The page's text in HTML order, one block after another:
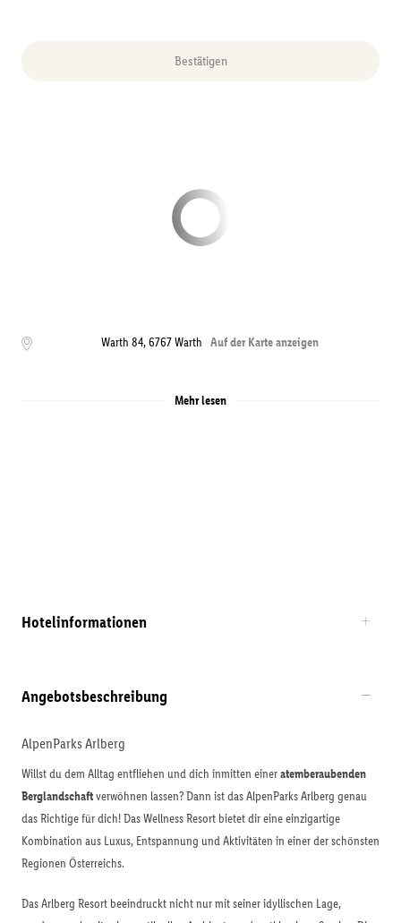
Bestätigen
Warth 84,6767Warth Auf der Karte anzeigen
Mehr lesen
Hotelinformationen
Angebotsbeschreibung
AlpenParks Arlberg
Willst du dem Alltag entfliehen und dich inmitten eineratemberaubenden
Berglandschaftverwöhnen lassen? Dann ist das AlpenParks Arlberg genau
das Richtige für dich! Das Wellness Resort bietet dir eine einzigartige
Kombination aus Luxus, Entspannung und Aktivitäten in einer der schönsten
Regionen Österreichs.
Das Arlberg Resort beeindruckt nicht nur mit seiner idyllischen Lage,